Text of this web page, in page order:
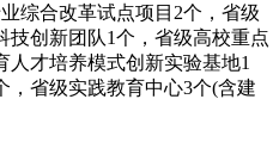
综合改革试点项目2个，省级
技创新团队1个，省级高校重点
人才培养模式创新实验基地1
，省级实践教育中心3个(含建